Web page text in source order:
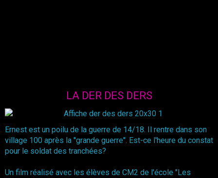
LA DER DES DERS
Ernest est un poilu de la guerre de 14/18. Il rentre dans son
village 100 après la "grande guerre". Est-ce l'heure du constat
pour le soldat des tranchées?
Un film réalisé avec les élèves de CM2 de l'école "Les